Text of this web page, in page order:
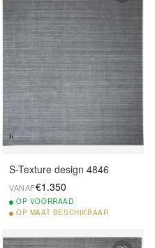
S-Texture design 4846
VANAF€1.350
OP VOORRAAD
OP MAAT BESCHIKBAAR